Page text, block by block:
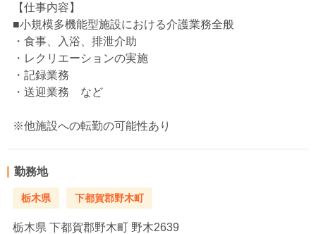
【仕事内容】
■小規模多機能型施設における介護業務全般
・食事、入浴、排泄介助
・レクリエーションの実施
・記録業務
・送迎業務 など
※他施設への転勤の可能性あり
勤務地
栃木県 下都賀郡野木町
栃木県 下都賀郡野木町 野木2639